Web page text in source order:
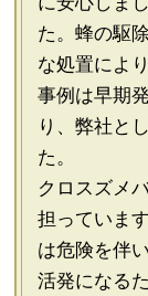
た。蜂の駆
な処置によ
事例は早期
り、弊社と
た。
クロスズメ
担っていま
は危険を伴
活発になる